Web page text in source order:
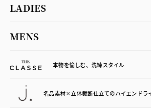
LADIES
MENS
本物を愉しむ、洗練スタイル
名品素材×立体裁断仕立てのハイエンドラ